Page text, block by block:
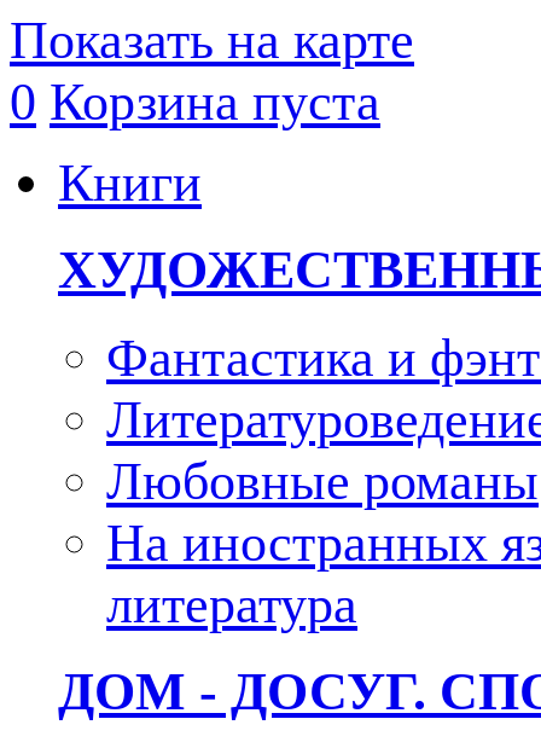
Показать на карте
0 Корзина пуста
Книги
Фантастика и
Любовные романы
На иностранных
литература
ДОМ - ДОСУГ.